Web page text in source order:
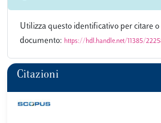
Utilizza questo identificativo per citare
documento: https://hdl.handle.net/11385/
Citazioni